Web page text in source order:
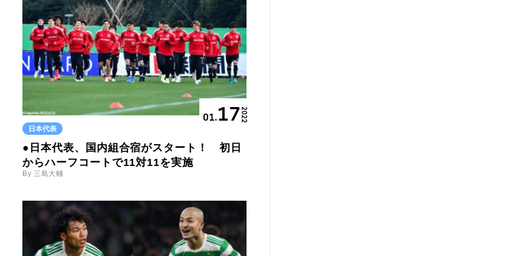
01.172022
日本代表
●日本代表、国内組合宿がスタート！ 初日
からハーフコートで11対11を実施
By 三島大輔